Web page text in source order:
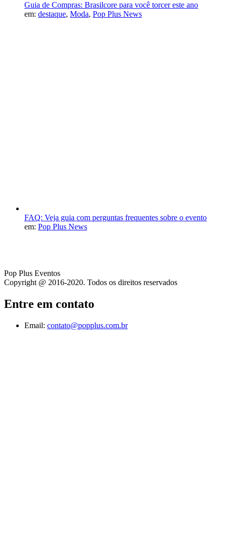
Guia de Compras: Brasilcore para você torcer este ano
em: destaque, Moda, Pop Plus News
FAQ: Veja guia com perguntas frequentes sobre o evento
em: Pop Plus News
Pop Plus Eventos
Copyright @ 2016-2020. Todos os direitos reservados
Entre em contato
Email: contato@popplus.com.br